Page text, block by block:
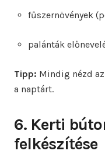
fűszernövények
palánták
Tipp: Mindig nézd
a naptárt.
6. Kerti
felkészítése